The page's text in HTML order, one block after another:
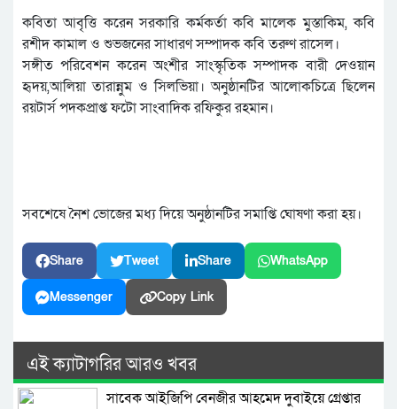
কবিতা আবৃত্তি করেন সরকারি কর্মকর্তা কবি মালেক মুস্তাকিম, কবি
রশীদ কামাল ও শুভজনের সাধারণ সম্পাদক কবি তরুণ রাসেল।
সঙ্গীত পরিবেশন করেন অংশীর সাংস্কৃতিক সম্পাদক বারী দেওয়ান
হৃদয়,আলিয়া তারান্নুম ও সিলভিয়া। অনুষ্ঠানটির আলোকচিত্রে ছিলেন
রয়টার্স পদকপ্রাপ্ত ফটো সাংবাদিক রফিকুর রহমান।
সবশেষে নৈশ ভোজের মধ্য দিয়ে অনুষ্ঠানটির সমাপ্তি ঘোষণা করা হয়।
Share Tweet Share WhatsApp
Messenger Copy Link
এই ক্যাটাগরির আরও খবর
সাবেক আইজিপি বেনজীর আহমেদ দুবাইয়ে গ্রেপ্তার